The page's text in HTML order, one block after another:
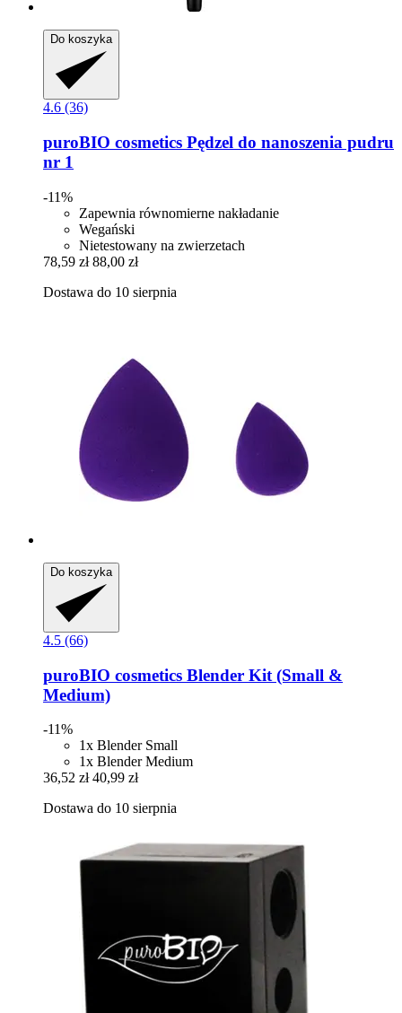
Do koszyka
4.6 (36)
puroBIO cosmetics Pędzel do nanoszenia pudru
nr 1
-11%
Zapewnia równomierne nakładanie
Wegański
Nietestowany na zwierzetach
78,59 zł 88,00 zł
Dostawa do 10 sierpnia
Do koszyka
4.5 (66)
puroBIO cosmetics Blender Kit (Small &
Medium)
-11%
1x Blender Small
1x Blender Medium
36,52 zł 40,99 zł
Dostawa do 10 sierpnia